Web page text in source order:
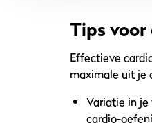
Tips
Effectieve
maximale uit je
Variatie in
cardio-